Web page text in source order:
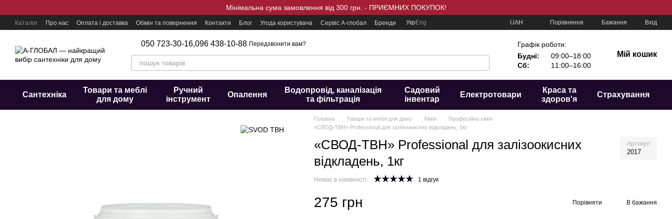
Мінімальна сума замовлення від 300 грн. - ПРИЄМНИХ ПОКУПОК!
Каталог Про нас Оплата і доставка Обмін та повернення Контакти Блог Угода користувача Сервіс А-глобал Бренди УкрEng UAH Порівняння Бажання Вхід
050 723-30-16,096 438-10-88 Передзвонити вам?
Графік роботи:
Будні:
09:00–18:00
Сб:
11:00–16:00
Мій кошик
Сантехніка
Товари та меблі
для дому
Ручний
інструмент
Опалення
Водопровід, каналізація
та фільтрація
Садовий
інвентар
Електротовари
Краса та
здоров'я
Страхування
Головна Товари та меблі для дому Хімія
Професійна хімія
«СВОД-ТВН» Professional для залізоокисних відкладень, 1кг
«СВОД-ТВН» Professional для залізоокисних
відкладень, 1кг
Артикул
2017
Немає в наявності 1 відгук
275 грн Порівняти В бажання